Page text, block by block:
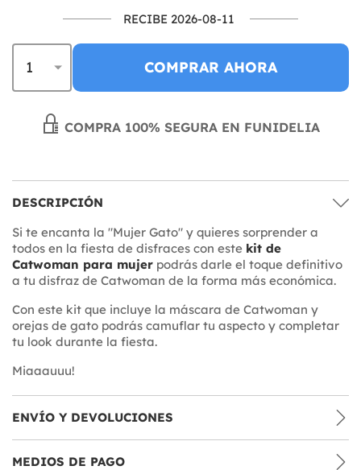
RECIBE 2026-08-11
COMPRAR AHORA
COMPRA 100% SEGURA EN FUNIDELIA
DESCRIPCIÓN
Si te encanta la "Mujer Gato" y quieres sorprender a
todos en la fiesta de disfraces con este kit de
Catwoman para mujer podrás darle el toque definitivo
a tu disfraz de Catwoman de la forma más económica.
Con este kit que incluye la máscara de Catwoman y
orejas de gato podrás camuflar tu aspecto y completar
tu look durante la fiesta.
Miaaauuu!
ENVÍO Y DEVOLUCIONES
MEDIOS DE PAGO